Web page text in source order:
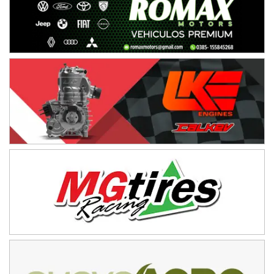
Ramiro Tot (Asfalto)
Baradero (Buenos Aires)
KDO - F6
Ciudad de Trenque Lauquen (Asfalto)
Trenque Lauquen (Buenos Aires)
ENTRERRIANO - F6 (POSTERGADA)
Parque de la Velocidad (Asfalto)
Villaguay (Entre Ríos)
VICTORIENSE - F7
El Cerro (Tierra)
PATAGONICO - F6
Moto Club Reginense (Tierra)
Gral. E. Godoy (Río Negro)
Juventud Unida (Tierra)